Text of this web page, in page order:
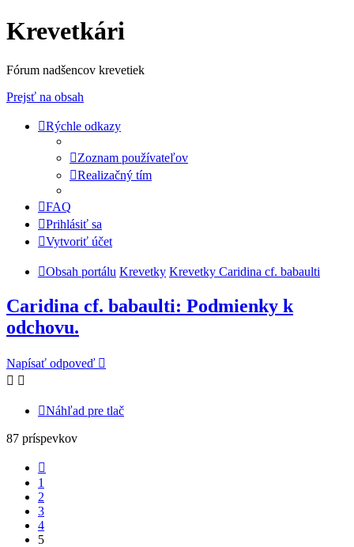
Krevetkári
Fórum nadšencov krevetiek
Prejsť na obsah
Rýchle odkazy
Zoznam používateľov
Realizačný tím
FAQ
Prihlásiť sa
Vytvoriť účet
Obsah portálu Krevetky Krevetky Caridina cf. babaulti
Caridina cf. babaulti: Podmienky k
odchovu.
Napísať odpoveď
Náhľad pre tlač
87 príspevkov
1
2
3
4
5